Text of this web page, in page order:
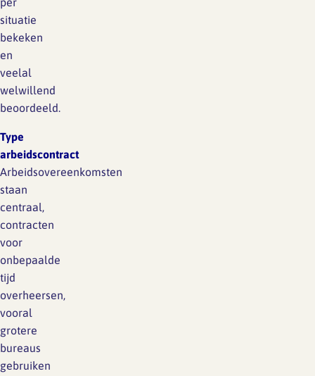
situatie
bekeken
en
veelal
welwillend
beoordeeld.
Type
arbeidscontract
Arbeidsovereenkomsten
staan
centraal,
contracten
voor
onbepaalde
tijd
overheersen,
vooral
grotere
bureaus
gebruiken